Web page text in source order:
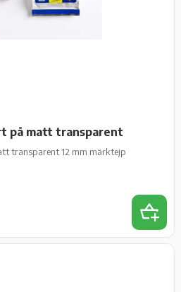
på matt transparent
transparent 12 mm märktejp